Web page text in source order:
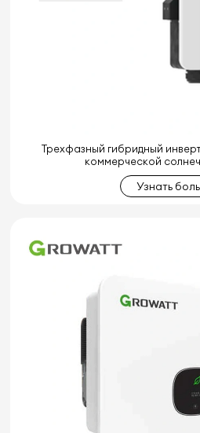
Трехфазный гибридный
коммерческой
Узнать